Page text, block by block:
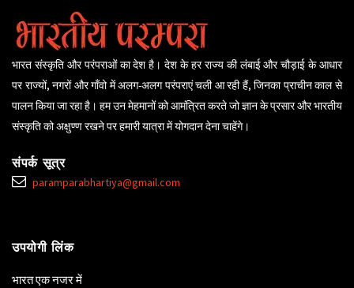
भारत संस्कृति और परंपराओं का देश है। देश के हर राज्य की लंबाई और चौड़ाई के आधार
पर राज्यों, नगरों और गाँवो में अलग-अलग परंपराएं चली आ रही हैं, जिनका प्राचीन काल से
पालन किया जा रहा है। हम उन मेहमानों को आमंत्रित करते जो ज्ञान के प्रसार और भारतीय
संस्कृति को अक्षुण्ण रखने पर हमारी यात्रा में योगदान देना चाहेंगे।
संपर्क सूत्र
paramparabhartiya@gmail.com
उपयोगी लिंक
भारत एक नजर में